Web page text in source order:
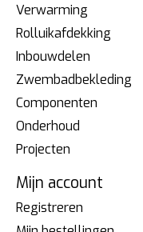
Verwarming
Rolluikafdekking
Inbouwdelen
Zwembadbekleding
Componenten
Onderhoud
Projecten
Mijn account
Registreren